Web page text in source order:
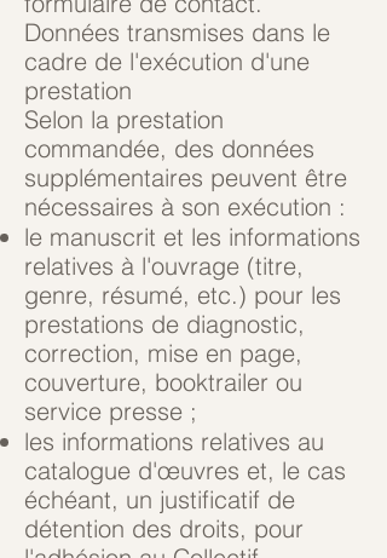
Données transmises dans le
cadre de l'exécution d'une
prestation
Selon la prestation
commandée, des données
supplémentaires peuvent être
nécessaires à son exécution :
le manuscrit et les informations
relatives à l'ouvrage (titre,
genre, résumé, etc.) pour les
prestations de diagnostic,
correction, mise en page,
couverture, booktrailer ou
service presse ;
les informations relatives au
catalogue d'œuvres et, le cas
échéant, un justificatif de
détention des droits, pour